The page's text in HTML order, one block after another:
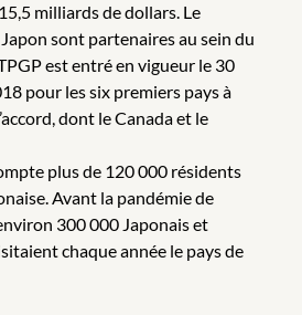
milliards de dollars. Le
sont partenaires au sein du
est entré en vigueur le 30
pour les six premiers pays à
dont le Canada et le
plus de 120 000 résidents
Avant la pandémie de
300 000 Japonais et
chaque année le pays de